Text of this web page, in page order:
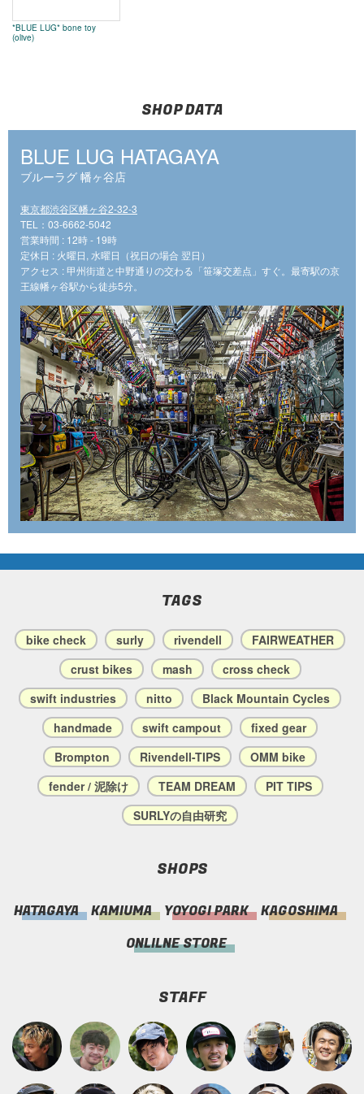
*BLUE LUG* bone toy
(olive)
SHOP DATA
BLUE LUG HATAGAYA
ブルーラグ 幡ヶ谷店
東京都渋谷区幡ヶ谷2-32-3
TEL：03-6662-5042
営業時間 : 12時 - 19時
定休日 : 火曜日, 水曜日（祝日の場合 翌日）
アクセス : 甲州街道と中野通りの交わる「笹塚交差点」すぐ。最寄駅の京
王線幡ヶ谷駅から徒歩5分。
TAGS
bike check surly rivendell
FAIRWEATHER
crust bikes
mash
cross check
swift industries
nitto
Black Mountain Cycles
handmade
swift campout
fixed gear
Brompton
Rivendell-TIPS
OMM bike
fender / 泥除け
TEAM DREAM
PIT TIPS
SURLYの自由研究
SHOPS
HATAGAYA KAMIUMA YOYOGI PARK
KAGOSHIMA
ONLILNE STORE
STAFF